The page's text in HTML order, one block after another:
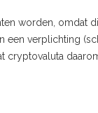
worden, omdat
een verplichting
cryptovaluta